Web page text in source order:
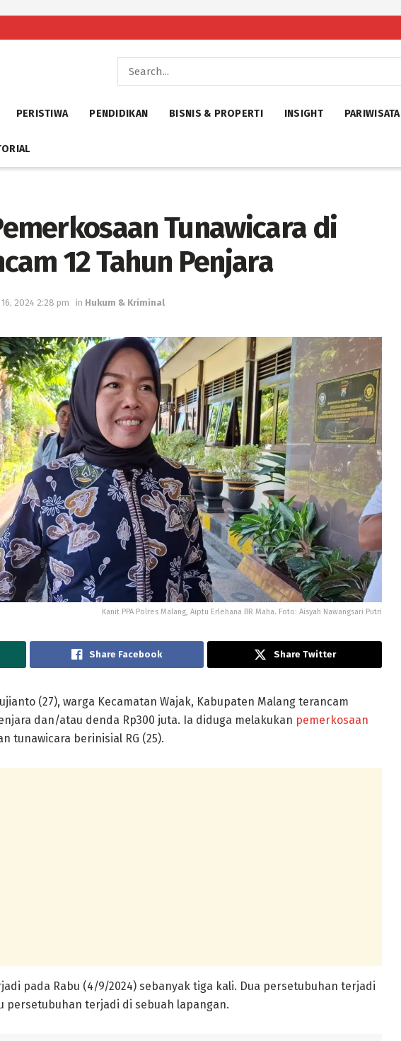
PERISTIWA PENDIDIKAN BISNIS & PROPERTI INSIGHT PARIWISATA
Tunawicara di
12 Tahun Penjara
2024 2:28 pm in Hukum & Kriminal
Kanit PPA Polres Malang, Aiptu Erlehana BR Maha. Foto: Aisyah Nawangsari Putri
Share Facebook Share Twitter
(27), warga Kecamatan Wajak, Kabupaten Malang terancam
dan/atau denda Rp300 juta. Ia diduga melakukan pemerkosaan
tunawicara berinisial RG (25).
pada Rabu (4/9/2024) sebanyak tiga kali. Dua persetubuhan terjadi
persetubuhan terjadi di sebuah lapangan.